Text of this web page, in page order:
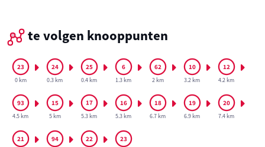
te volgen knooppunten
0 km 0.3 km 0.4 km 1.3 km 2 km 3.2 km 4.2 km
4.5 km 5 km 5.3 km 5.3 km 6.7 km 6.9 km 7.4 km